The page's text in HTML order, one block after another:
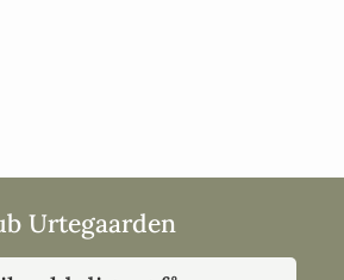
Urtegaarden